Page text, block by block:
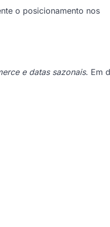
o posicionamento nos
e datas sazonais. Em